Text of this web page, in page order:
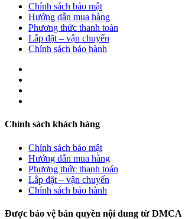
Chính sách bảo mật
Hướng dẫn mua hàng
Phương thức thanh toán
Lắp đặt – vận chuyển
Chính sách bảo hành
Chính sách khách hàng
Chính sách bảo mật
Hướng dẫn mua hàng
Phương thức thanh toán
Lắp đặt – vận chuyển
Chính sách bảo hành
Được bảo vệ bản quyền nội dung từ DMCA